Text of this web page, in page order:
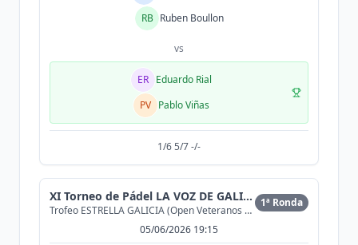
RB Ruben Boullon
vs
ER Eduardo Rial
PV Pablo Viñas
1/6 5/7 -/-
XI Torneo de Pádel LA VOZ DE GALICIA
Trofeo ESTRELLA GALICIA (Open Veteranos +40 2ª)
1ª Ronda
05/06/2026 19:15